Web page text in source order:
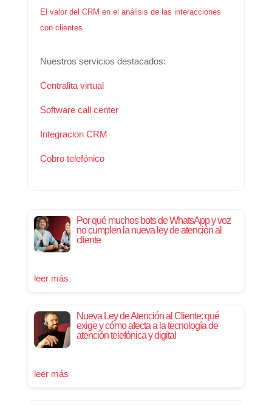
El valor del CRM en el análisis de las interacciones
con clientes
Nuestros servicios destacados:
Centralita virtual
Software call center
Integracion CRM
Cobro telefónico
Por qué muchos bots de WhatsApp y voz
no cumplen la nueva ley de atención al
cliente
leer más
Nueva Ley de Atención al Cliente: qué
exige y cómo afecta a la tecnología de
atención telefónica y digital
leer más